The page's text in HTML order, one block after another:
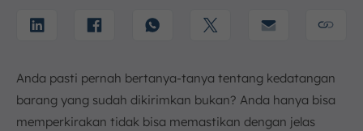
Anda pasti pernah bertanya-tanya tentang kedatangan
barang yang sudah dikirimkan bukan? Anda hanya bisa
memperkirakan tidak bisa memastikan dengan jelas